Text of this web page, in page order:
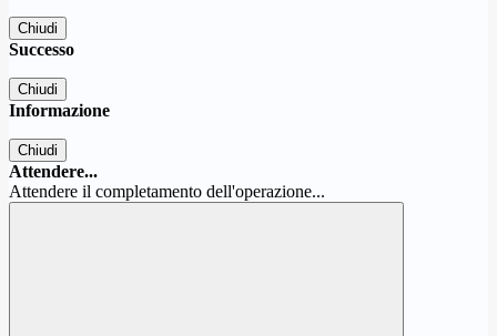
Chiudi
Successo
Chiudi
Informazione
Chiudi
Attendere...
Attendere il completamento dell'operazione...